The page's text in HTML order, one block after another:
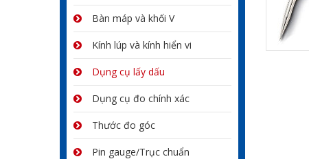
Bàn máp và khối V
Kính lúp và kính hiển vi
Dụng cụ lấy dấu
Dụng cụ đo chính xác
Thước đo góc
Pin gauge/Trục chuẩn